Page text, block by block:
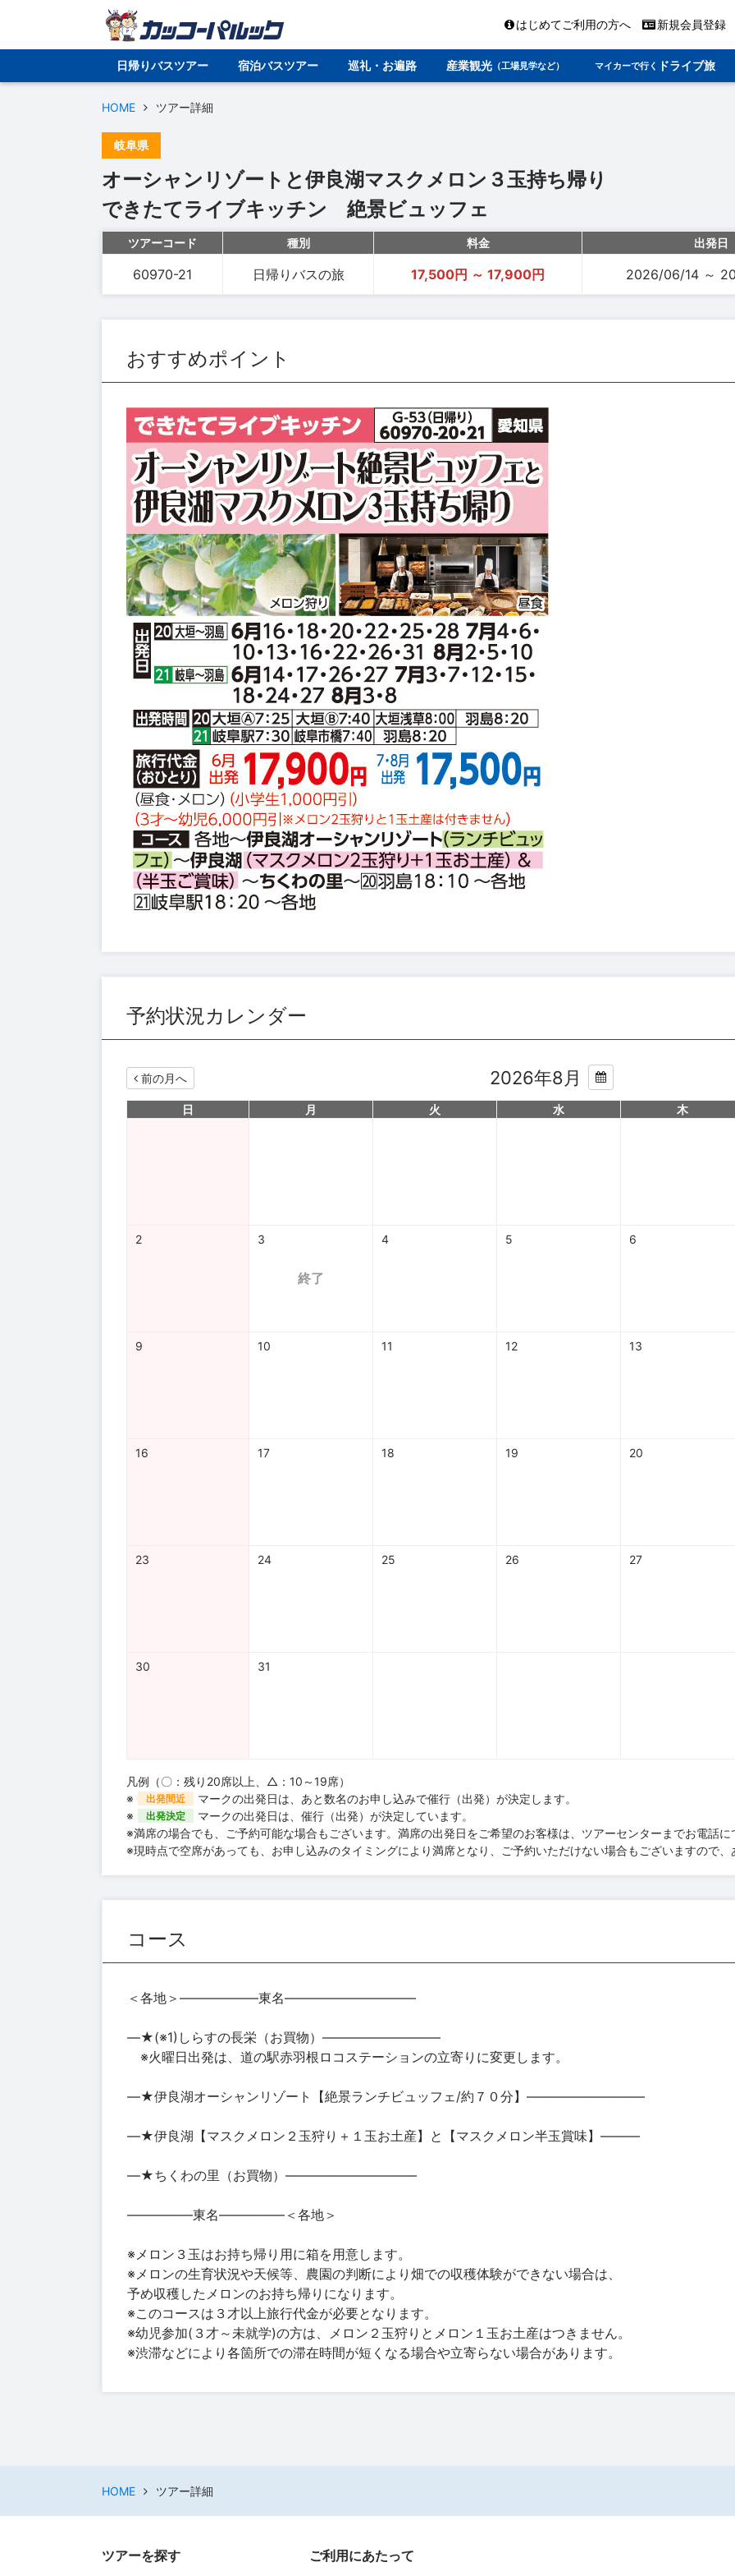
はじめてご利用の方へ 新規会員登録
日帰りバスツアー 宿泊バスツアー 巡礼・お遍路 産業観光 （工場見学など） マイカーで行く ドライブ旅
HOME ツアー詳細
岐阜県
オーシャンリゾートと伊良湖マスクメロン３玉持ち帰り
できたてライブキッチン 絶景ビュッフェ
ツアーコード 種別 料金 出発日
60970-21 日帰りバスの旅 17,500円 ～ 17,900円 2026/06/14 ～
おすすめポイント
予約状況カレンダー
前の月へ 2026年8月
日 月 火 水 木
2 3
終了
4 5 6
9 10 11 12 13
16 17 18 19 20
23 24 25 26 27
30 31
凡例（〇：残り20席以上、△：10～19席）
※
出発間近
マークの出発日は、あと数名のお申し込みで催行（出発）が決定します。
※
出発決定
マークの出発日は、催行（出発）が決定しています。
※満席の場合でも、ご予約可能な場合もございます。満席の出発日をご希望のお客様は、ツアーセンターまでお電話
※現時点で空席があっても、お申し込みのタイミングにより満席となり、ご予約いただけない場合もございますので
コース
＜各地＞――――――東名――――――――――
―★(※1)しらすの長栄（お買物）―――――――――
※火曜日出発は、道の駅赤羽根ロコステーションの立寄りに変更します。
―★伊良湖オーシャンリゾート【絶景ランチビュッフェ/約７０分】―――――――――
―★伊良湖【マスクメロン２玉狩り＋１玉お土産】と【マスクメロン半玉賞味】―――
―★ちくわの里（お買物）――――――――――
―――――東名―――――＜各地＞
※メロン３玉はお持ち帰り用に箱を用意します。
※メロンの生育状況や天候等、農園の判断により畑での収穫体験ができない場合は、
予め収穫したメロンのお持ち帰りになります。
※このコースは３才以上旅行代金が必要となります。
※幼児参加(３才～未就学)の方は、メロン２玉狩りとメロン１玉お土産はつきません。
※渋滞などにより各箇所での滞在時間が短くなる場合や立寄らない場合があります。
HOME ツアー詳細
ツアーを探す ご利用にあたって